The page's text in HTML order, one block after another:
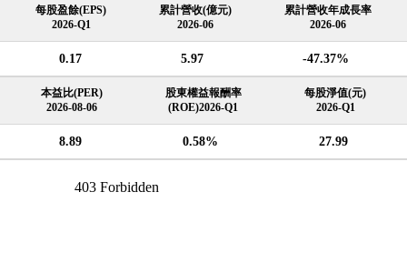
每股盈餘(EPS)
2026-Q1
累計營收(億元)
2026-06
累計營收年成長率
2026-06
0.17 5.97 -47.37%
本益比(PER)
2026-08-06
股東權益報酬率
(ROE)2026-Q1
每股淨值(元)
2026-Q1
8.89 0.58% 27.99